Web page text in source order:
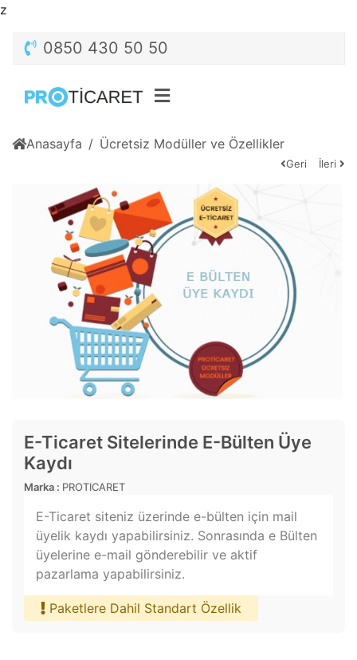
z
0850 430 50 50
Anasayfa Ücretsiz Modüller ve Özellikler
Geri İleri
E-Ticaret Sitelerinde E-Bülten Üye
Kaydı
Marka : PROTICARET
E-Ticaret siteniz üzerinde e-bülten için mail
üyelik kaydı yapabilirsiniz. Sonrasında e Bülten
üyelerine e-mail gönderebilir ve aktif
pazarlama yapabilirsiniz.
Paketlere Dahil Standart Özellik